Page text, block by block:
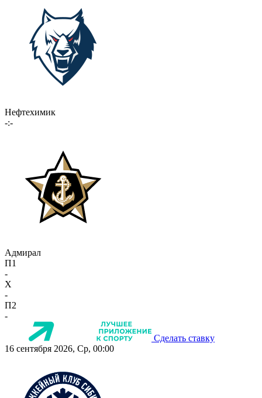
Нефтехимик
-:-
Адмирал
П1
-
X
-
П2
-
Сделать ставку
16 сентября 2026, Ср, 00:00